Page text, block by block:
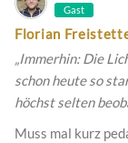
Gast
Florian
„Immerhin: Die
schon heute so
höchst selten
Muss mal kurz